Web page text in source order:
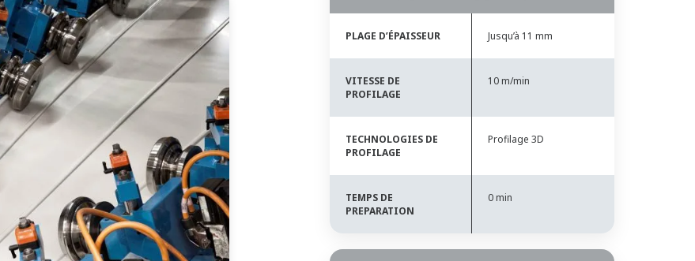
PLAGE D’ÉPAISSEUR Jusqu’à 11 mm
VITESSE DE
PROFILAGE
10 m/min
TECHNOLOGIES DE
PROFILAGE
Profilage 3D
TEMPS DE
PREPARATION
0 min